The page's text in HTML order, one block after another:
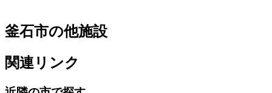
釜石市の他施設
関連リンク